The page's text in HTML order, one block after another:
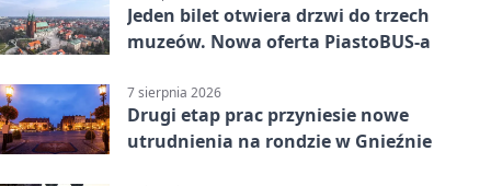
Jeden bilet otwiera drzwi do trzech
muzeów. Nowa oferta PiastoBUS-a
7 sierpnia 2026
Drugi etap prac przyniesie nowe
utrudnienia na rondzie w Gnieźnie